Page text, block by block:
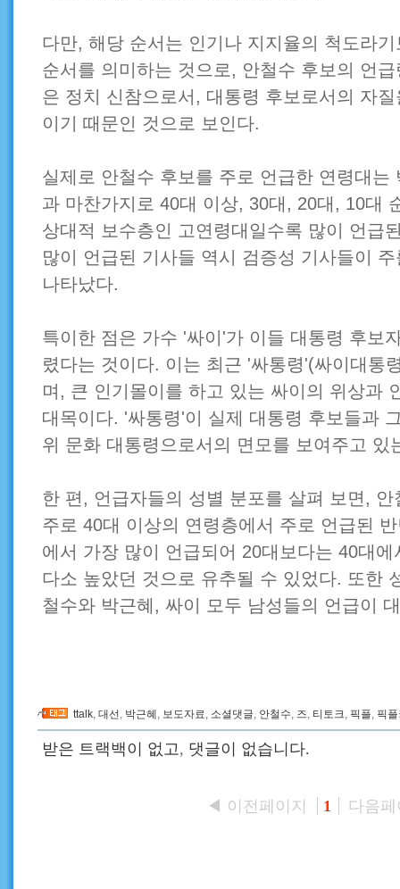
다만, 해당 순서는 인기나 지지율의 척도라
순서를 의미하는 것으로, 안철수 후보의 언
은 정치 신참으로서, 대통령 후보로서의 자
이기 때문인 것으로 보인다.
실제로 안철수 후보를 주로 언급한 연령대는
과 마찬가지로 40대 이상, 30대, 20대, 10대
상대적 보수층인 고연령대일수록 많이 언급
많이 언급된 기사들 역시 검증성 기사들이
나타났다.
특이한 점은 가수 '싸이'가 이들 대통령 후보
렸다는 것이다. 이는 최근 '싸통령'(싸이대통
며, 큰 인기몰이를 하고 있는 싸이의 위상과
대목이다. '싸통령'이 실제 대통령 후보들과
위 문화 대통령으로서의 면모를 보여주고 있
한 편, 언급자들의 성별 분포를 살펴 보면,
주로 40대 이상의 연령층에서 주로 언급된
에서 가장 많이 언급되어 20대보다는 40대
다소 높았던 것으로 유추될 수 있었다. 또한
철수와 박근혜, 싸이 모두 남성들의 언급이
ttalk, 대선 , 박근혜 , 보도자료, 소셜댓글, 안철수, 즈, 티토크, 픽플, 픽
받은 트랙백이 없고, 댓글이 없습니다.
◀ 이전페이지 1 다음